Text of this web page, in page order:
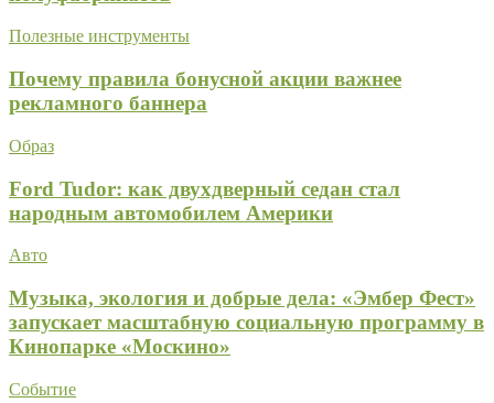
Полезные инструменты
Почему правила бонусной акции важнее
рекламного баннера
Образ
Ford Tudor: как двухдверный седан стал
народным автомобилем Америки
Авто
Музыка, экология и добрые дела: «Эмбер Фест»
запускает масштабную социальную программу в
Кинопарке «Москино»
Событие